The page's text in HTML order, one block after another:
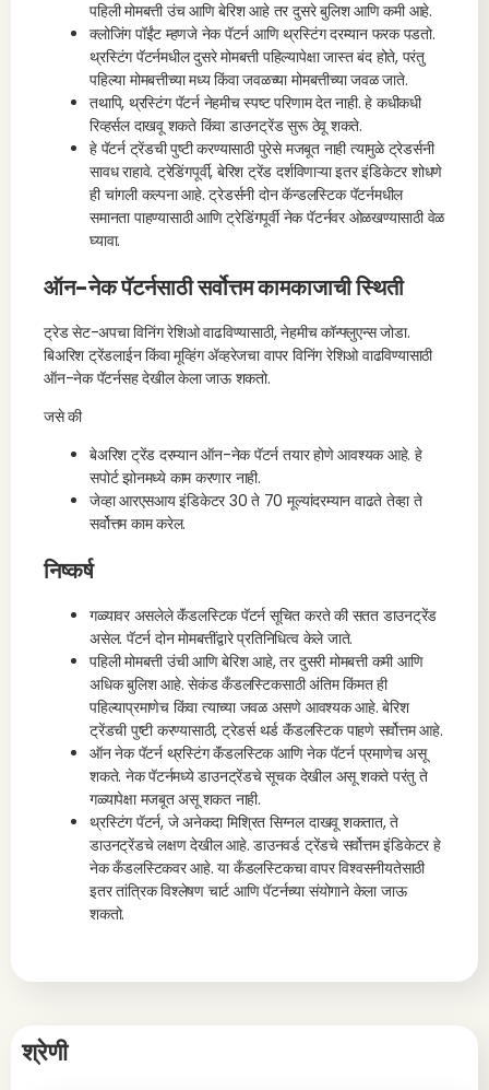
पहिली मोमबत्ती उंच आणि बेरिश आहे तर दुसरे बुलिश आणि कमी आहे.
क्लोजिंग पॉईंट म्हणजे नेक पॅटर्न आणि थ्रस्टिंग दरम्यान फरक पडतो.
थ्रस्टिंग पॅटर्नमधील दुसरे मोमबत्ती पहिल्यापेक्षा जास्त बंद होते, परंतु
पहिल्या मोमबत्तीच्या मध्य किंवा जवळच्या मोमबत्तीच्या जवळ जाते.
तथापि, थ्रस्टिंग पॅटर्न नेहमीच स्पष्ट परिणाम देत नाही. हे कधीकधी
रिव्हर्सल दाखवू शकते किंवा डाउनट्रेंड सुरू ठेवू शकते.
हे पॅटर्न ट्रेंडची पुष्टी करण्यासाठी पुरेसे मजबूत नाही त्यामुळे ट्रेडर्सनी
सावध राहावे. ट्रेडिंगपूर्वी, बेरिश ट्रेंड दर्शविणाऱ्या इतर इंडिकेटर शोधणे
ही चांगली कल्पना आहे. ट्रेडर्सनी दोन कॅन्डलस्टिक पॅटर्नमधील
समानता पाहण्यासाठी आणि ट्रेडिंगपूर्वी नेक पॅटर्नवर ओळखण्यासाठी वेळ
घ्यावा.
ऑन-नेक पॅटर्नसाठी सर्वोत्तम कामकाजाची स्थिती
ट्रेड सेट-अपचा विनिंग रेशिओ वाढविण्यासाठी, नेहमीच कॉन्फ्लुएन्स जोडा.
बिअरिश ट्रेंडलाईन किंवा मूव्हिंग ॲव्हरेजचा वापर विनिंग रेशिओ वाढविण्यासाठी
ऑन-नेक पॅटर्नसह देखील केला जाऊ शकतो.
जसे की
बेअरिश ट्रेंड दरम्यान ऑन-नेक पॅटर्न तयार होणे आवश्यक आहे. हे
सपोर्ट झोनमध्ये काम करणार नाही.
जेव्हा आरएसआय इंडिकेटर 30 ते 70 मूल्यांदरम्यान वाढते तेव्हा ते
सर्वोत्तम काम करेल.
निष्कर्ष
गळ्यावर असलेले कॅंडलस्टिक पॅटर्न सूचित करते की सतत डाउनट्रेंड
असेल. पॅटर्न दोन मोमबत्तींद्वारे प्रतिनिधित्व केले जाते.
पहिली मोमबत्ती उंची आणि बेरिश आहे, तर दुसरी मोमबत्ती कमी आणि
अधिक बुलिश आहे. सेकंड कँडलस्टिकसाठी अंतिम किंमत ही
पहिल्याप्रमाणेच किंवा त्याच्या जवळ असणे आवश्यक आहे. बेरिश
ट्रेंडची पुष्टी करण्यासाठी, ट्रेडर्स थर्ड कॅंडलस्टिक पाहणे सर्वोत्तम आहे.
ऑन नेक पॅटर्न थ्रस्टिंग कॅंडलस्टिक आणि नेक पॅटर्न प्रमाणेच असू
शकते. नेक पॅटर्नमध्ये डाउनट्रेंडचे सूचक देखील असू शकते परंतु ते
गळ्यापेक्षा मजबूत असू शकत नाही.
थ्रस्टिंग पॅटर्न, जे अनेकदा मिश्रित सिग्नल दाखवू शकतात, ते
डाउनट्रेंडचे लक्षण देखील आहे. डाउनवर्ड ट्रेंडचे सर्वोत्तम इंडिकेटर हे
नेक कँडलस्टिकवर आहे. या कँडलस्टिकचा वापर विश्वसनीयतेसाठी
इतर तांत्रिक विश्लेषण चार्ट आणि पॅटर्नच्या संयोगाने केला जाऊ
शकतो.
श्रेणी